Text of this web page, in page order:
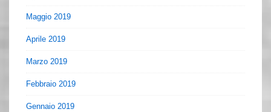
Maggio 2019
Aprile 2019
Marzo 2019
Febbraio 2019
Gennaio 2019